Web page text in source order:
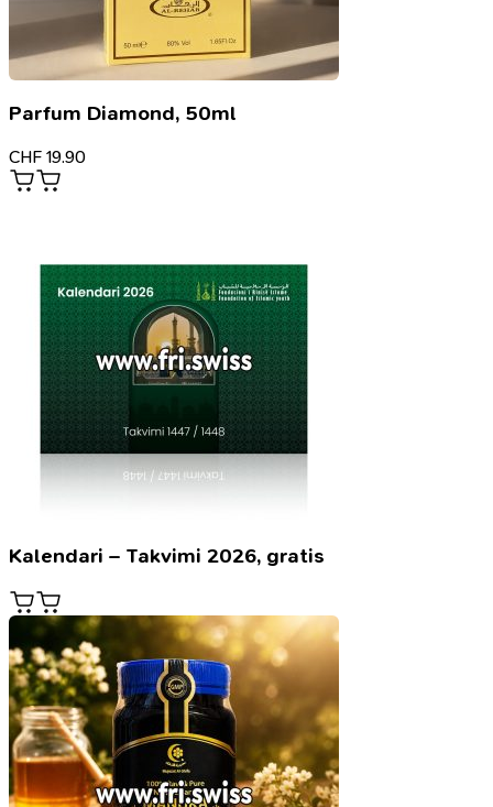
Parfum Diamond, 50ml
CHF 19.90
Kalendari – Takvimi 2026, gratis